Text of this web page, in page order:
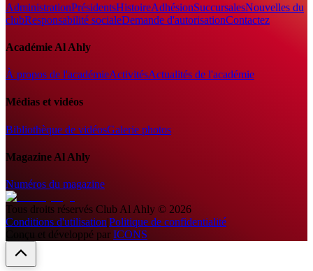
AdministrationPrésidentsHistoireAdhésionSuccursalesNouvelles du
clubResponsabilité socialeDemande d'autorisationContactez
Académie Al Ahly
À propos de l'académieActivitésActualités de l'académie
Médias et vidéos
Bibliothèque de vidéosGalerie photos
Magazine Al Ahly
Numéros du magazine
Tous droits réservés Club Al Ahly © 2026
Conditions d'utilisation|Politique de confidentialité
Conçu et développé par ICONS